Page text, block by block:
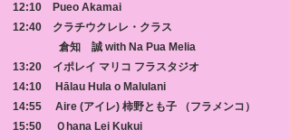
12:10 Pueo Akamai
12:40 クラチウクレレ・クラス
倉知 誠 with Na Pua Melia
13:20 イポレイ マリコ フラスタジオ
14:10 Hālau Hula o Malulani
14:55 Aire (アイレ) 柿野とも子 （フラメンコ）
15:50 Ｏhana Lei Kukui